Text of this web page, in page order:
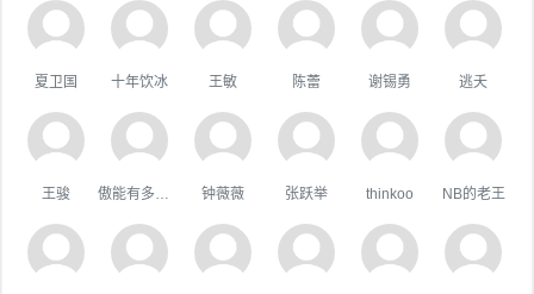
夏卫国 十年饮冰 王敏 陈蕾 谢锡勇 逃夭
王骏 钟薇薇 张跃举 thinkoo NB的老王